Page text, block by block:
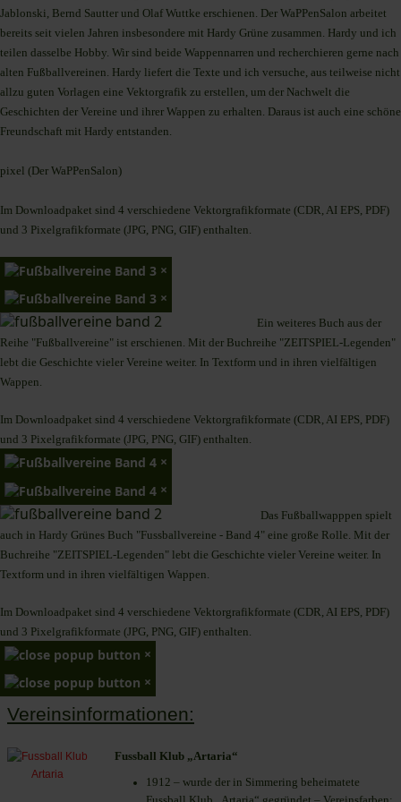
Jablonski, Bernd Sautter und Olaf Wuttke erschienen. Der WaPPenSalon arbeitet
bereits seit vielen Jahren insbesondere mit Hardy Grüne zusammen. Hardy und ich
teilen dasselbe Hobby. Wir sind beide Wappennarren und recherchieren gerne nach
alten Fußballvereinen. Hardy liefert die Texte und ich versuche, aus teilweise nicht
allzu guten Vorlagen eine Vektorgrafik zu erstellen, um der Nachwelt die
Geschichten der Vereine und ihrer Wappen zu erhalten. Daraus ist auch eine schöne
Freundschaft mit Hardy entstanden.
pixel (Der WaPPenSalon)
Im Downloadpaket sind 4 verschiedene Vektorgrafikformate (CDR, AI EPS, PDF)
und 3 Pixelgrafikformate (JPG, PNG, GIF) enthalten.
×
×
Ein weiteres Buch aus der
Reihe "Fußballvereine" ist erschienen. Mit der Buchreihe "ZEITSPIEL-Legenden"
lebt die Geschichte vieler Vereine weiter. In Textform und in ihren vielfältigen
Wappen.
Im Downloadpaket sind 4 verschiedene Vektorgrafikformate (CDR, AI EPS, PDF)
und 3 Pixelgrafikformate (JPG, PNG, GIF) enthalten.
×
×
Das Fußballwapppen spielt
auch in Hardy Grünes Buch "Fussballvereine - Band 4" eine große Rolle. Mit der
Buchreihe "ZEITSPIEL-Legenden" lebt die Geschichte vieler Vereine weiter. In
Textform und in ihren vielfältigen Wappen.
Im Downloadpaket sind 4 verschiedene Vektorgrafikformate (CDR, AI EPS, PDF)
und 3 Pixelgrafikformate (JPG, PNG, GIF) enthalten.
×
×
Vereinsinformationen:
Fussball Klub „Artaria“
1912 – wurde der in Simmering beheimatete